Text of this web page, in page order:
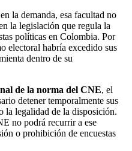
la demanda, esa facultad no
la legislación que regula la
políticas en Colombia. Por
electoral habría excedido sus
dentro de su
de la norma del CNE, el
detener temporalmente sus
la legalidad de la disposición.
no podrá recurrir a ese
o prohibición de encuestas